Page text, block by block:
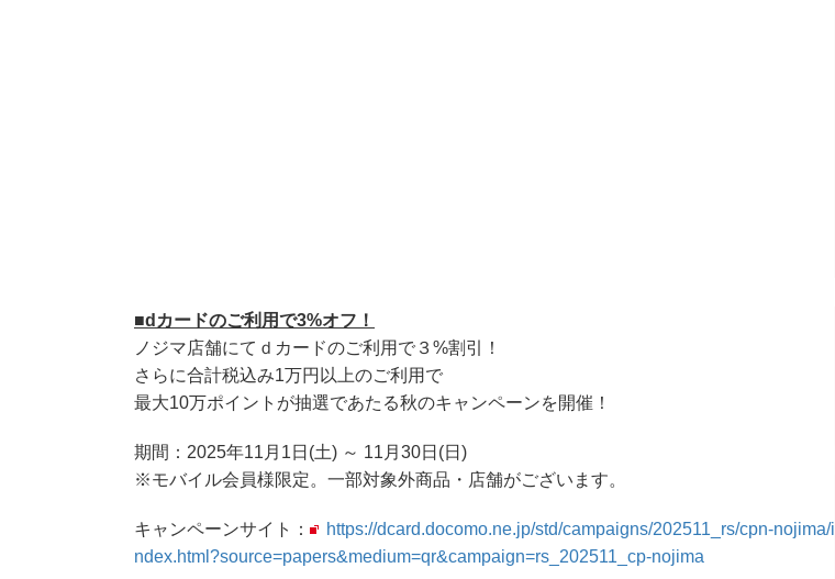
■dカードのご利用で3%オフ！
ノジマ店舗にてｄカードのご利用で３%割引！
さらに合計税込み1万円以上のご利用で
最大10万ポイントが抽選であたる秋のキャンペーンを開催！
期間：2025年11月1日(土) ～ 11月30日(日)
※モバイル会員様限定。一部対象外商品・店舗がございます。
キャンペーンサイト：
https://dcard.docomo.ne.jp/std/campaigns/202511_rs/cpn-nojima/i
ndex.html?source=papers&medium=qr&campaign=rs_202511_cp-nojima